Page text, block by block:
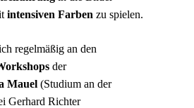
intensiven Farben zu spielen.
regelmäßig an den
der
Mauel (Studium an der
Gerhard Richter